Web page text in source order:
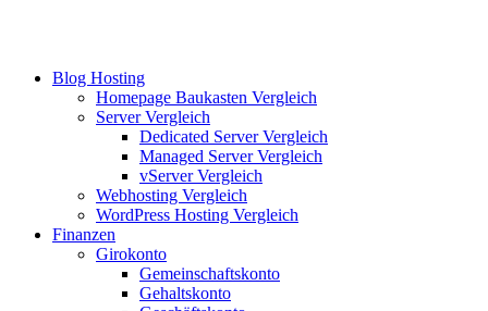
Blog Hosting
Homepage Baukasten Vergleich
Server Vergleich
Dedicated Server Vergleich
Managed Server Vergleich
vServer Vergleich
Webhosting Vergleich
WordPress Hosting Vergleich
Finanzen
Girokonto
Gemeinschaftskonto
Gehaltskonto